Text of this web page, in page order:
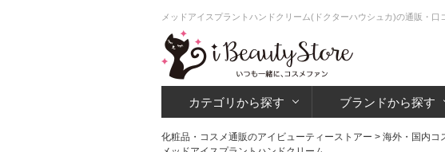
メッドアイスプラントハンドクリーム(ドクターハウシュカ)の通販・
カテゴリから探す ブランドから探す
化粧品・コスメ通販のアイビューティーストアー > 海外・国内コ